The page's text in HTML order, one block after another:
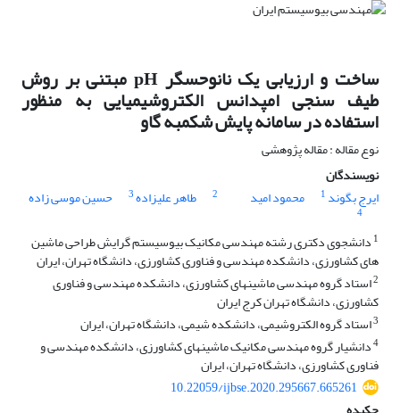
ساخت و ارزیابی یک نانوحسگر pH مبتنی بر روش
طیف سنجی امپدانس الکتروشیمیایی به منظور
استفاده در سامانه پایش شکمبه گاو
نوع مقاله : مقاله پژوهشی
نویسندگان
ایرج بگوند 1 محمود امید 2 طاهر علیزاده3 حسین موسی زاده
4
1 دانشجوی دکتری رشته مهندسی مکانیک بیوسیستم گرایش طراحی ماشین
های کشاورزی، دانشکده مهندسی و فناوری کشاورزی، دانشگاه تهران، ایران
2استاد گروه مهندسی ماشینهای کشاورزی، دانشکده مهندسی و فناوری
کشاورزی، دانشگاه تهران کرج ایران
3استاد گروه الکتروشیمی، دانشکده شیمی، دانشگاه تهران، ایران
4دانشیار گروه مهندسی مکانیک ماشینهای کشاورزی، دانشکده مهندسی و
فناوری کشاورزی، دانشگاه تهران، ایران
10.22059/ijbse.2020.295667.665261